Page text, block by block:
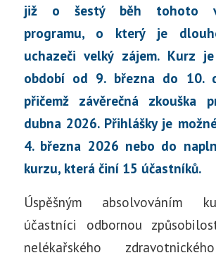
již o šestý běh tohoto
programu, o který je
uchazeči velký zájem. Kurz
období od 9. března do 10.
přičemž závěrečná zkouška
dubna 2026. Přihlášky je
4. března 2026 nebo do
kurzu, která činí 15 účastníků.
Úspěšným absolvováním
účastníci odbornou
nelékařského